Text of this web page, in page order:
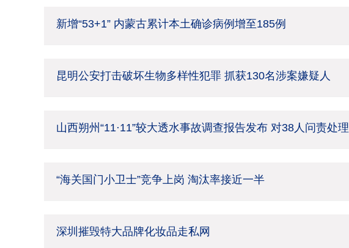
新增“53+1” 内蒙古累计本土确诊病例增至185例
昆明公安打击破坏生物多样性犯罪 抓获130名涉案嫌疑人
山西朔州“11·11”较大透水事故调查报告发布 对38人问责处理
“海关国门小卫士”竞争上岗 淘汰率接近一半
深圳摧毁特大品牌化妆品走私网